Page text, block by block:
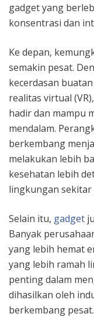
gadget yang
konsentrasi dan
Ke depan,
semakin pesat.
kecerdasan
realitas virtual
hadir dan mampu
mendalam.
berkembang
melakukan lebih
kesehatan lebih
lingkungan sekitar
Selain itu, gadget
Banyak
yang lebih hemat
yang lebih ramah
penting dalam
dihasilkan oleh
berkembang